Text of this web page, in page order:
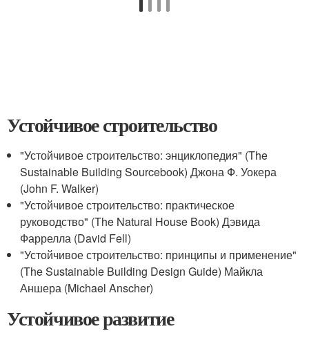
Устойчивое строительство
"Устойчивое строительство: энциклопедия" (The
Sustainable Building Sourcebook) Джона Ф. Уокера
(John F. Walker)
"Устойчивое строительство: практическое
руководство" (The Natural House Book) Дэвида
Фаррелла (David Fell)
"Устойчивое строительство: принципы и применение"
(The Sustainable Building Design Guide) Майкла
Аншера (Michael Anscher)
Устойчивое развитие